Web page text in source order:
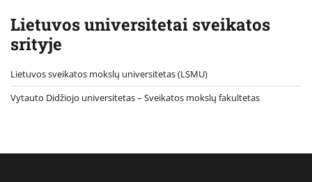
Lietuvos universitetai sveikatos
srityje
Lietuvos sveikatos mokslų universitetas (LSMU)
Vytauto Didžiojo universitetas– Sveikatos mokslų fakultetas